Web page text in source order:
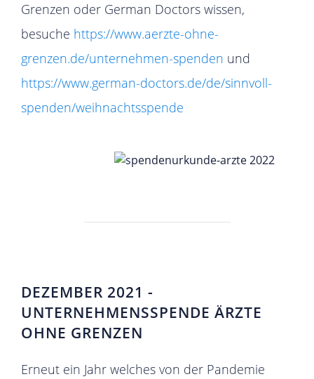
Grenzen oder German Doctors wissen,
besuche https://www.aerzte-ohne-
grenzen.de/unternehmen-spenden und
https://www.german-doctors.de/de/sinnvoll-
spenden/weihnachtsspende
DEZEMBER 2021 -
UNTERNEHMENSSPENDE ÄRZTE
OHNE GRENZEN
Erneut ein Jahr welches von der Pandemie